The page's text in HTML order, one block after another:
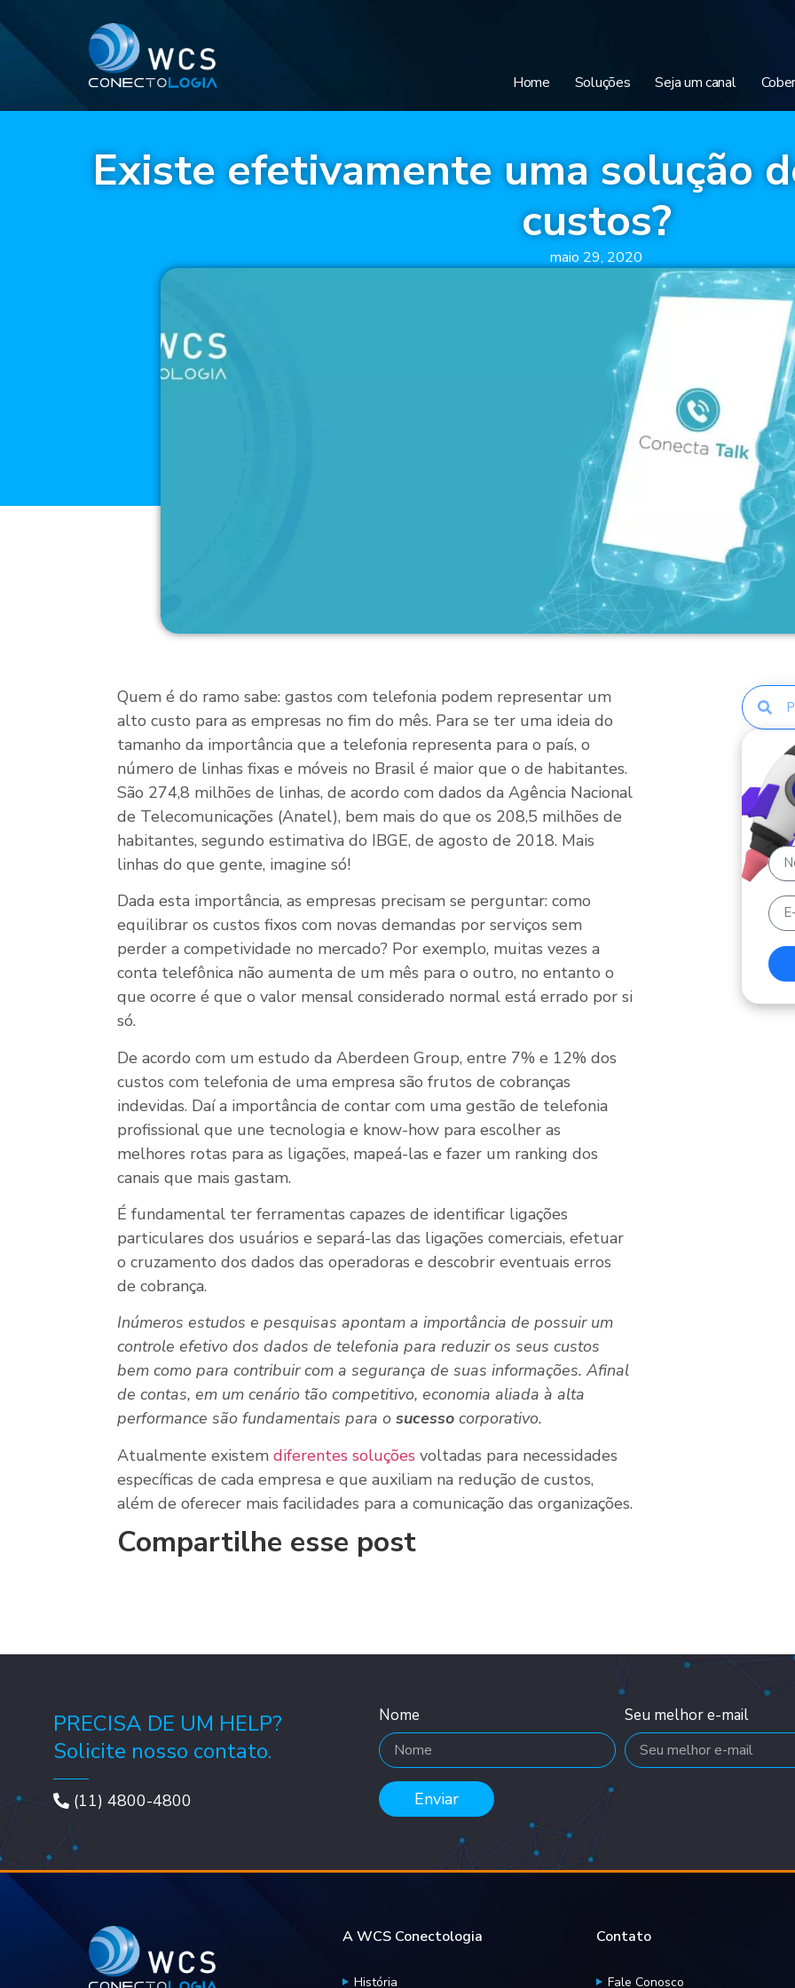
Home Soluções Seja um canal
Existe efetivamente uma solução
custos?
maio 29, 2020
Quem é do ramo sabe: gastos com telefonia podem representar um
alto custo para as empresas no fim do mês. Para se ter uma ideia do
tamanho da importância que a telefonia representa para o país, o
número de linhas fixas e móveis no Brasil é maior que o de habitantes.
São 274,8 milhões de linhas, de acordo com dados da Agência Nacional
de Telecomunicações (Anatel), bem mais do que os 208,5 milhões de
habitantes, segundo estimativa do IBGE, de agosto de 2018. Mais
linhas do que gente, imagine só!
Dada esta importância, as empresas precisam se perguntar: como
equilibrar os custos fixos com novas demandas por serviços sem
perder a competividade no mercado? Por exemplo, muitas vezes a
conta telefônica não aumenta de um mês para o outro, no entanto o
que ocorre é que o valor mensal considerado normal está errado por si
só.
De acordo com um estudo da Aberdeen Group, entre 7% e 12% dos
custos com telefonia de uma empresa são frutos de cobranças
indevidas. Daí a importância de contar com uma gestão de telefonia
profissional que une tecnologia e know-how para escolher as
melhores rotas para as ligações, mapeá-las e fazer um ranking dos
canais que mais gastam.
É fundamental ter ferramentas capazes de identificar ligações
particulares dos usuários e separá-las das ligações comerciais, efetuar
o cruzamento dos dados das operadoras e descobrir eventuais erros
de cobrança.
Inúmeros estudos e pesquisas apontam a importância de possuir um
controle efetivo dos dados de telefonia para reduzir os seus custos
bem como para contribuir com a segurança de suas informações. Afinal
de contas, em um cenário tão competitivo, economia aliada à alta
performance são fundamentais para o sucesso corporativo.
Atualmente existem diferentes soluções voltadas para necessidades
específicas de cada empresa e que auxiliam na redução de custos,
além de oferecer mais facilidades para a comunicação das organizações.
Compartilhe esse post
PRECISA DE UM HELP?
Solicite nosso contato.
(11) 4800-4800
Nome Seu melhor e-mail
Enviar
A WCS Conectologia
História
Contato
Fale Conosco